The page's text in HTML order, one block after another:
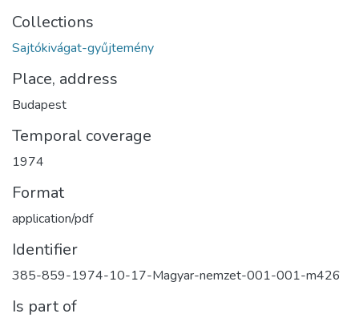
Collections
Sajtókivágat-gyűjtemény
Place, address
Budapest
Temporal coverage
1974
Format
application/pdf
Identifier
385-859-1974-10-17-Magyar-nemzet-001-001-m426
Is part of